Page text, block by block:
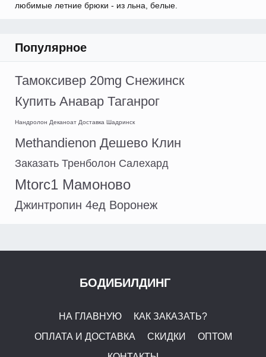
любимые летние брюки - из льна, белые.
Популярное
Тамоксивер 20mg Снежинск
Купить Анавар Таганрог
Нандролон Деканоат Доставка Шадринск
Methandienon Дешево Клин
Заказать Тренболон Салехард
Mtorc1 Мамоново
Джинтропин 4ед Воронеж
БОДИБИЛДИНГ
НА ГЛАВНУЮ
КАК ЗАКАЗАТЬ?
ОПЛАТА И ДОСТАВКА
СКИДКИ
ОПТОМ